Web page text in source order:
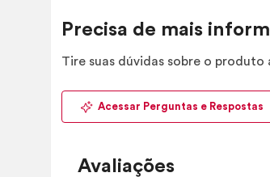
Precisa de mais
Tire suas dúvidas sobre o produto
Acessar Perguntas e Respostas
Avaliações